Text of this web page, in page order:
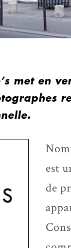
met en
est
de